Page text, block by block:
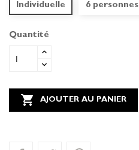
Individuelle 6 personnes
Quantité
 AJOUTER AU PANIER